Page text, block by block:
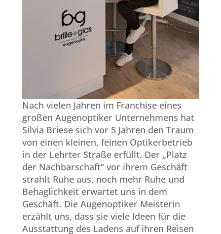
Nach vielen Jahren im Franchise eines
großen Augenoptiker Unternehmens hat
Silvia Briese sich vor 5 Jahren den Traum
von einen kleinen, feinen Optikerbetrieb
in der Lehrter Straße erfüllt. Der „Platz
der Nachbarschaft“ vor ihrem Geschäft
strahlt Ruhe aus, noch mehr Ruhe und
Behaglichkeit erwartet uns in dem
Geschäft. Die Augenoptiker Meisterin
erzählt uns, dass sie viele Ideen für die
Ausstattung des Ladens auf ihren Reisen